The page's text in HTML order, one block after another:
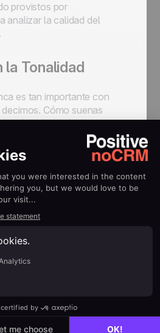
provistos por
analizar la calidad del
la Tonalidad
es tan importante con
Cómo suenas
hará o romperá tus
al próximo paso. El tono
aspectos más importantes
iniciales.
y relajado mientras
Haz que la llamada
para que tu
Ten la actitud correcta y
para crear un
que puedas evaluar si
incluso si tu
verte.Tu actitud positiva